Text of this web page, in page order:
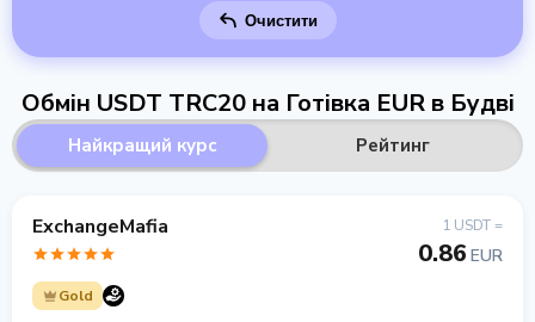
Очистити
Обмін USDT TRC20 на Готівка EUR в Будві
Найкращий курс Рейтинг
ExchangeMafia
Gold
1 USDT =
0.86 EUR